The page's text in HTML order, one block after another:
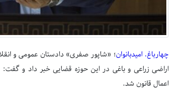
چهارباغ. امیدبانوان؛ «شاپور صفری» دادستان عمومی و
اعمال قانون شد.